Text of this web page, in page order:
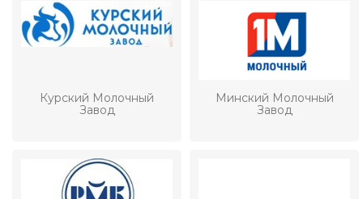
Курский Молочный
Завод
Минский Молочный
Завод